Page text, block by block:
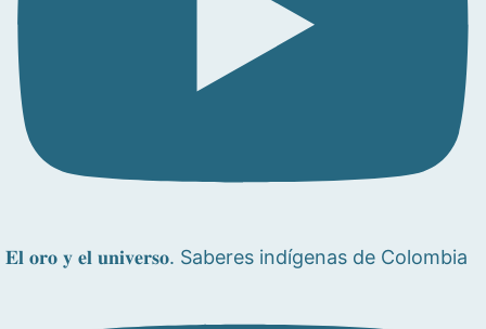
𝐄𝐥 𝐨𝐫𝐨 𝐲 𝐞𝐥 𝐮𝐧𝐢𝐯𝐞𝐫𝐬𝐨. Saberes indígenas de Colombia